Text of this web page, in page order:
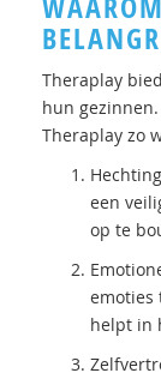
Theraplay
hun
Theraplay zo
een
op te
emoties
helpt in